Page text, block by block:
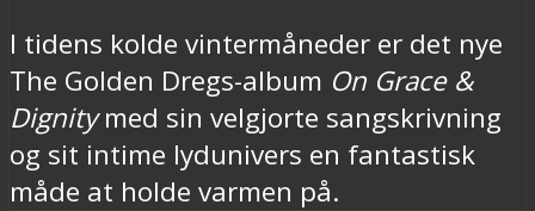
I tidens kolde vintermåneder er det nye
The Golden Dregs-album On Grace &
Dignitymed sin velgjorte sangskrivning
og sit intime lydunivers en fantastisk
måde at holde varmen på.